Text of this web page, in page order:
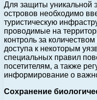
Для защиты уникальной
островов необходимо
туристическую
проводимые на
контроль за
доступа к некоторым
специальных правил
посетителям, а также
информирование о
Сохранение